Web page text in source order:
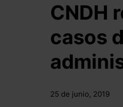
CNDH
casos
25 de junio, 2019